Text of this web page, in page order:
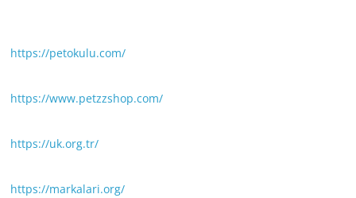
https://petokulu.com/
https://www.petzzshop.com/
https://uk.org.tr/
https://markalari.org/